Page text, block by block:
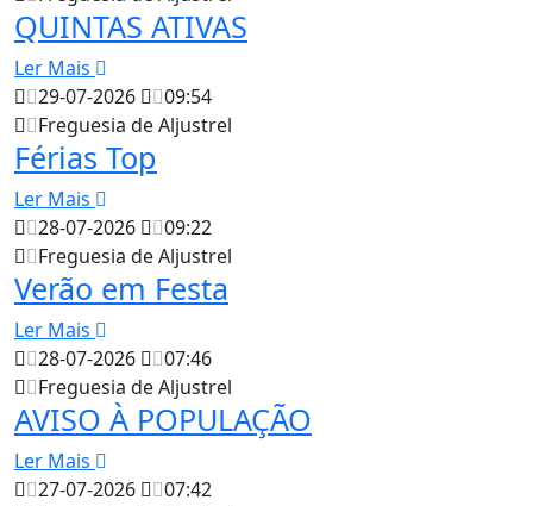
QUINTAS ATIVAS
Ler Mais
29-07-2026
09:54
Freguesia de Aljustrel
Férias Top
Ler Mais
28-07-2026
09:22
Freguesia de Aljustrel
Verão em Festa
Ler Mais
28-07-2026
07:46
Freguesia de Aljustrel
AVISO À POPULAÇÃO
Ler Mais
27-07-2026
07:42